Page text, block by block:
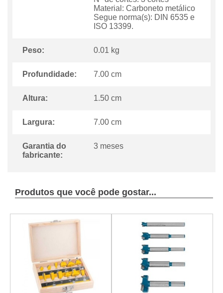
Material: Carboneto metálico
Segue norma(s): DIN 6535 e
ISO 13399.
Peso: 0.01 kg
Profundidade: 7.00 cm
Altura: 1.50 cm
Largura: 7.00 cm
Garantia do
fabricante:
3 meses
Produtos que você pode gostar...